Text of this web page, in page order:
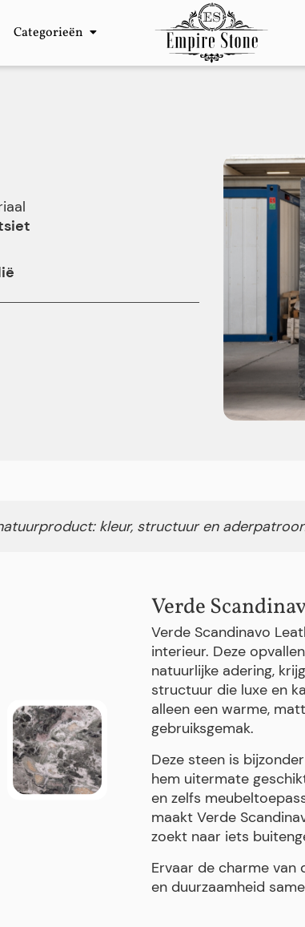
Categorieën
kleur, structuur en
Verde
Verde Scandinavo
interieur. Deze
natuurlijke adering,
structuur die luxe en
alleen een warme,
gebruiksgemak.
Deze steen is
hem uitermate
en zelfs
maakt Verde
zoekt naar iets
Ervaar de charme van
en duurzaamheid